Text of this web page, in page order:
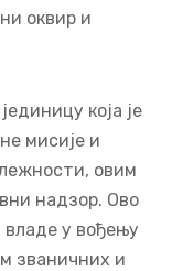
оквир и
која је
мисије и
овим
надзор. Ово
владе у вођењу
званичних и